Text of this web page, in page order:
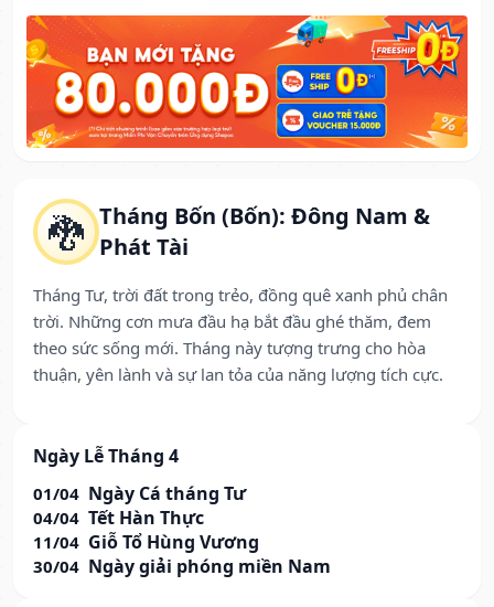
🐉 Tháng Bốn (Bốn): Đông Nam &
Phát Tài
Tháng Tư, trời đất trong trẻo, đồng quê xanh phủ chân
trời. Những cơn mưa đầu hạ bắt đầu ghé thăm, đem
theo sức sống mới. Tháng này tượng trưng cho hòa
thuận, yên lành và sự lan tỏa của năng lượng tích cực.
Ngày Lễ Tháng 4
01/04 Ngày Cá tháng Tư
04/04 Tết Hàn Thực
11/04 Giỗ Tổ Hùng Vương
30/04 Ngày giải phóng miền Nam